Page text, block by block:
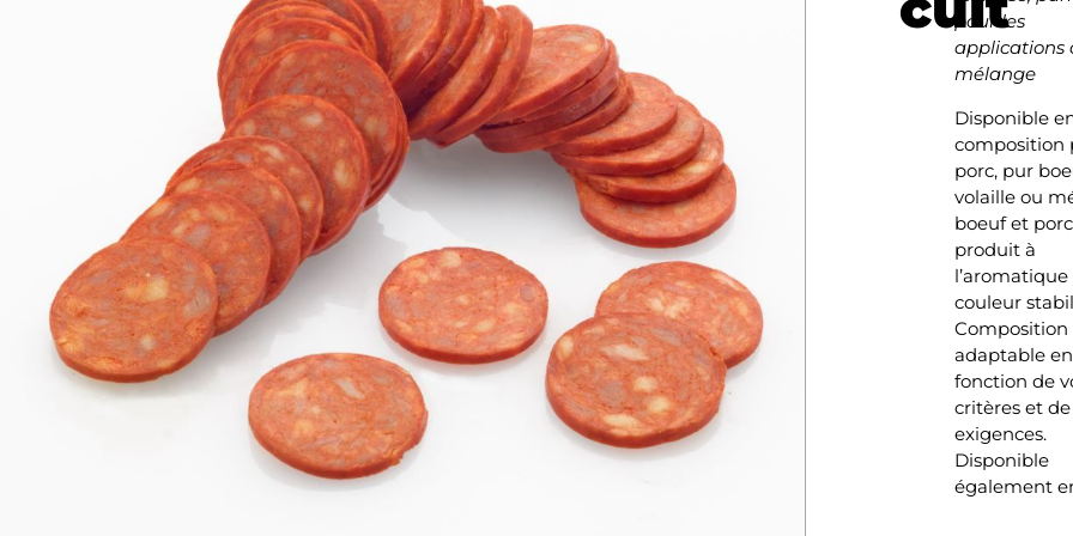
pour les
applications
mélange
Disponible
composition
porc, pur
volaille ou
boeuf et
produit à
l’aromatique
couleur
Composition
adaptable en
fonction de
critères et de
exigences.
Disponible
également